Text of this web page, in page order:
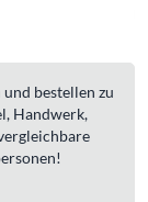
und bestellen zu
Handwerk,